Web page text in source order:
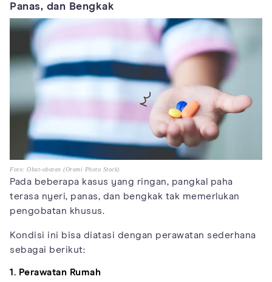
Panas, dan Bengkak
Foto: Obat-obatan (Orami Photo Stock)
Pada beberapa kasus yang ringan, pangkal paha
terasa nyeri, panas, dan bengkak tak memerlukan
pengobatan khusus.
Kondisi ini bisa diatasi dengan perawatan sederhana
sebagai berikut:
1. Perawatan Rumah